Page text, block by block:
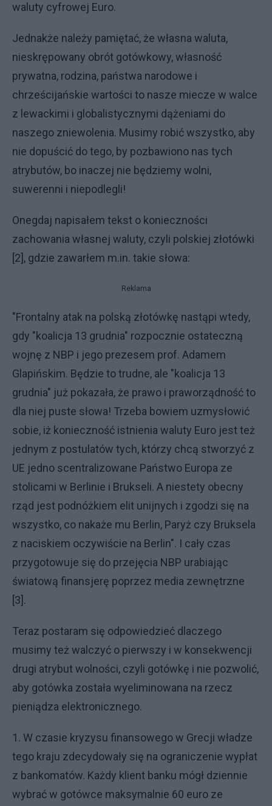
waluty cyfrowej Euro.
Jednakże należy pamiętać, że własna waluta,
nieskrępowany obrót gotówkowy, własność
prywatna, rodzina, państwa narodowe i
chrześcijańskie wartości to nasze miecze w walce
z lewackimi i globalistycznymi dążeniami do
naszego zniewolenia. Musimy robić wszystko, aby
nie dopuścić do tego, by pozbawiono nas tych
atrybutów, bo inaczej nie będziemy wolni,
suwerenni i niepodlegli!
Onegdaj napisałem tekst o konieczności
zachowania własnej waluty, czyli polskiej złotówki
[2], gdzie zawarłem m.in. takie słowa:
Reklama
"Frontalny atak na polską złotówkę nastąpi wtedy,
gdy "koalicja 13 grudnia" rozpocznie ostateczną
wojnę z NBP i jego prezesem prof. Adamem
Glapińskim. Będzie to trudne, ale "koalicja 13
grudnia" już pokazała, że prawo i praworządność to
dla niej puste słowa! Trzeba bowiem uzmysłowić
sobie, iż konieczność istnienia waluty Euro jest też
jednym z postulatów tych, którzy chcą stworzyć z
UE jedno scentralizowane Państwo Europa ze
stolicami w Berlinie i Brukseli. A niestety obecny
rząd jest podnóżkiem elit unijnych i zgodzi się na
wszystko, co nakaże mu Berlin, Paryż czy Bruksela
z naciskiem oczywiście na Berlin". I cały czas
przygotowuje się do przejęcia NBP urabiając
światową finansjerę poprzez media zewnętrzne
[3].
Teraz postaram się odpowiedzieć dlaczego
musimy też walczyć o pierwszy i w konsekwencji
drugi atrybut wolności, czyli gotówkę i nie pozwolić,
aby gotówka została wyeliminowana na rzecz
pieniądza elektronicznego.
1. W czasie kryzysu finansowego w Grecji władze
tego kraju zdecydowały się na ograniczenie wypłat
z bankomatów. Każdy klient banku mógł dziennie
wybrać w gotówce maksymalnie 60 euro ze